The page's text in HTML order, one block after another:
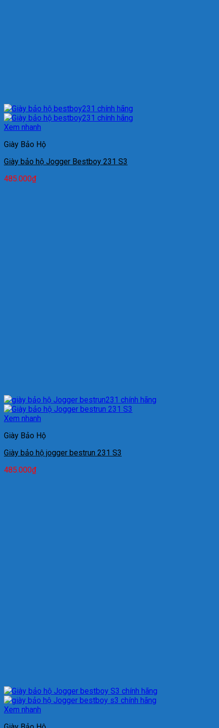
Xem nhanh
Giày Bảo Hộ
Giày bảo hộ Jogger Bestboy 231 S3
485.000₫
Xem nhanh
Giày Bảo Hộ
Giày bảo hộ jogger bestrun 231 S3
485.000₫
Xem nhanh